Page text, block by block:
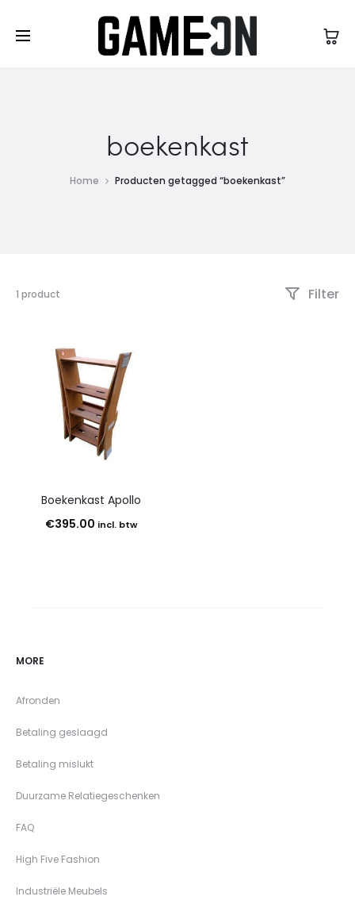
High Five Fashion
boekenkast
Home Producten getagged “boekenkast”
1 product Filter
Boekenkast Apollo
€395.00 incl. btw
MORE
Afronden
Betaling geslaagd
Betaling mislukt
Duurzame Relatiegeschenken
FAQ
High Five Fashion
Industriële Meubels